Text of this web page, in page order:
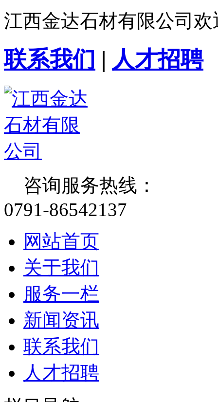
江西金达石材有限公司
联系我们 | 人才招聘
咨询服务热线：
0791-86542137
网站首页
关于我们
服务一栏
新闻资讯
联系我们
人才招聘